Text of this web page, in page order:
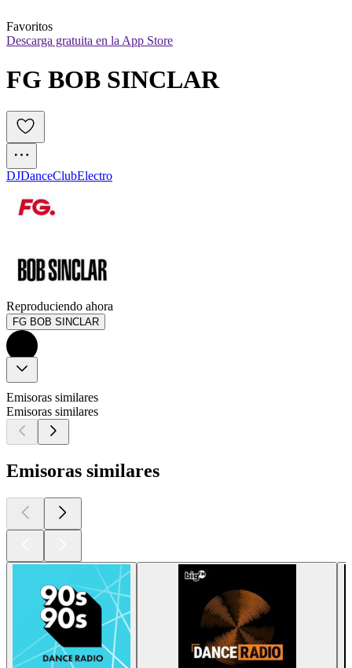
Favoritos
Descarga gratuita en la App Store
FG BOB SINCLAR
DJDanceClubElectro
Reproduciendo ahora
FG BOB SINCLAR
Emisoras similares
Emisoras similares
Emisoras similares